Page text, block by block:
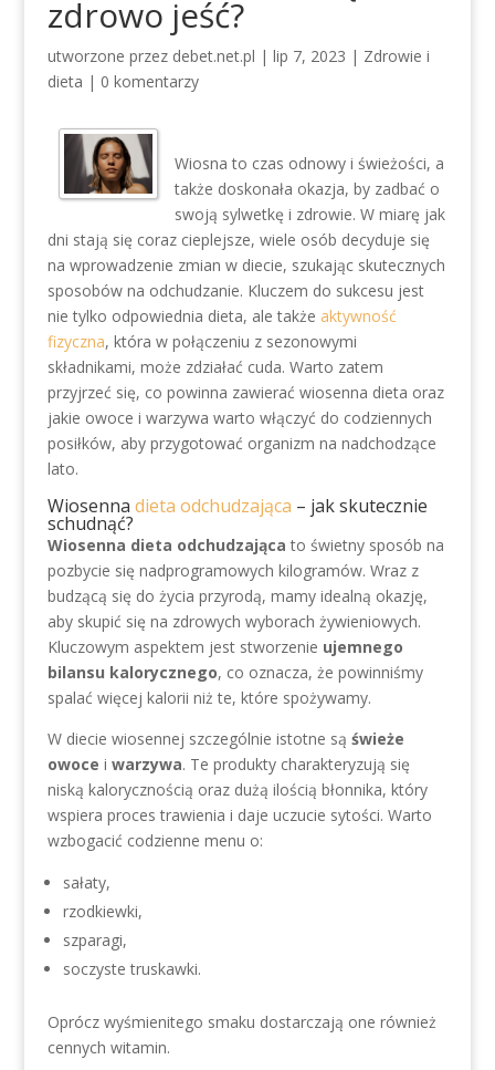
zdrowo jeść?
utworzone przez debet.net.pl | lip 7, 2023 | Zdrowie i
dieta | 0 komentarzy
Wiosna to czas odnowy i świeżości, a
także doskonała okazja, by zadbać o
swoją sylwetkę i zdrowie. W miarę jak
dni stają się coraz cieplejsze, wiele osób decyduje się
na wprowadzenie zmian w diecie, szukając skutecznych
sposobów na odchudzanie. Kluczem do sukcesu jest
nie tylko odpowiednia dieta, ale także aktywność
fizyczna, która w połączeniu z sezonowymi
składnikami, może zdziałać cuda. Warto zatem
przyjrzeć się, co powinna zawierać wiosenna dieta oraz
jakie owoce i warzywa warto włączyć do codziennych
posiłków, aby przygotować organizm na nadchodzące
lato.
Wiosenna dieta odchudzająca – jak skutecznie
schudnąć?
Wiosenna dieta odchudzająca to świetny sposób na
pozbycie się nadprogramowych kilogramów. Wraz z
budzącą się do życia przyrodą, mamy idealną okazję,
aby skupić się na zdrowych wyborach żywieniowych.
Kluczowym aspektem jest stworzenie ujemnego
bilansu kalorycznego, co oznacza, że powinniśmy
spalać więcej kalorii niż te, które spożywamy.
W diecie wiosennej szczególnie istotne są świeże
owoce i warzywa. Te produkty charakteryzują się
niską kalorycznością oraz dużą ilością błonnika, który
wspiera proces trawienia i daje uczucie sytości. Warto
wzbogacić codzienne menu o:
sałaty,
rzodkiewki,
szparagi,
soczyste truskawki.
Oprócz wyśmienitego smaku dostarczają one również
cennych witamin.